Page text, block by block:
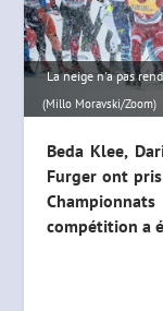
La neige n'a pas
(Millo Moravski/Zoom)
Beda Klee,
Furger ont
compétition a